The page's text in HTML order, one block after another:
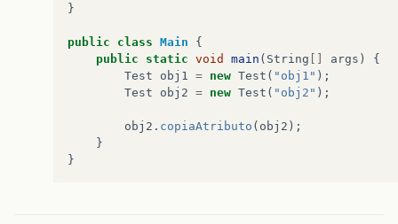
}
public class Main
{
public
static void main ( String [] args )
{
Test
obj1 = new Test ( "obj1" );
Test
obj2 = new Test ( "obj2" );
obj2 . copiaAtributo ( obj2 );
}
}